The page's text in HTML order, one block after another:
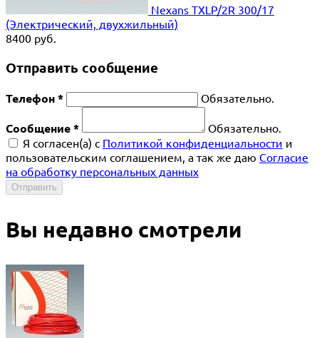
Nexans TXLP/2R 300/17
(Электрический, двухжильный)
8400 руб.
Отправить сообщение
Телефон * Обязательно.
Сообщение *
Обязательно.
Я согласен(a) с Политикой конфиденциальности и
пользовательским соглашением, а так же даю Согласие
на обработку персональных данных
Отправить
Вы недавно смотрели